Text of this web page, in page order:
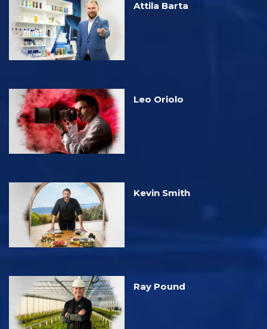
Attila Barta
Leo Oriolo
Kevin Smith
Ray Pound